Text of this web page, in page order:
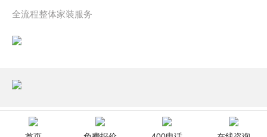
全流程整体家装服务